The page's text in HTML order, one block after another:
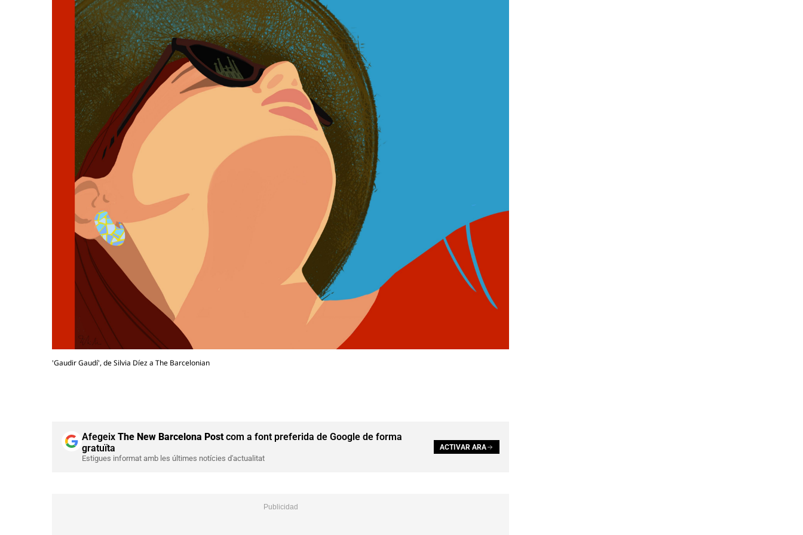
'Gaudir Gaudí', de Silvia Díez a The Barcelonian
Afegeix The New Barcelona Postcom a font preferida de Google de forma
gratuïta
Estigues informat amb les últimes notícies d'actualitat
ACTIVAR ARA